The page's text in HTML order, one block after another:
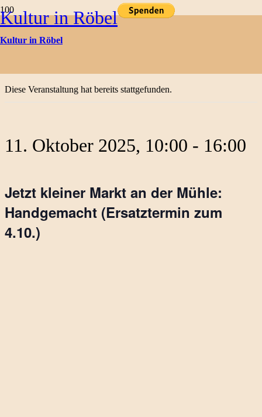
Kultur in Röbel
Kultur in Röbel
Kulturtermine
Diese Veranstaltung hat bereits stattgefunden.
11. Oktober 2025, 10:00 - 16:00
Jetzt kleiner Markt an der Mühle:
Handgemacht (Ersatztermin zum
4.10.)